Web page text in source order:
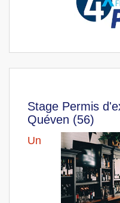
Stage Permis
Quéven (56)
Un